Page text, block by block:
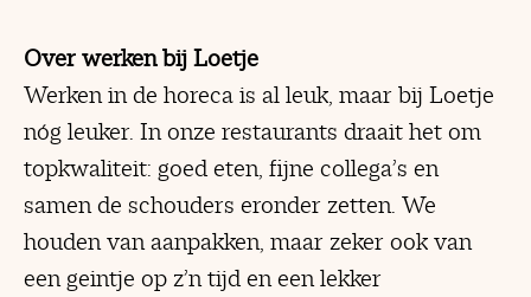
Over werken bij Loetje
Werken in de horeca is al leuk, maar bij Loetje
nóg leuker. In onze restaurants draait het om
topkwaliteit: goed eten, fijne collega’s en
samen de schouders eronder zetten. We
houden van aanpakken, maar zeker ook van
een geintje op z’n tijd en een lekker